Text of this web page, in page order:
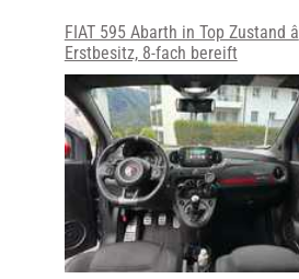
FIAT 595 Abarth in Top Zustand â
Erstbesitz, 8-fach bereift